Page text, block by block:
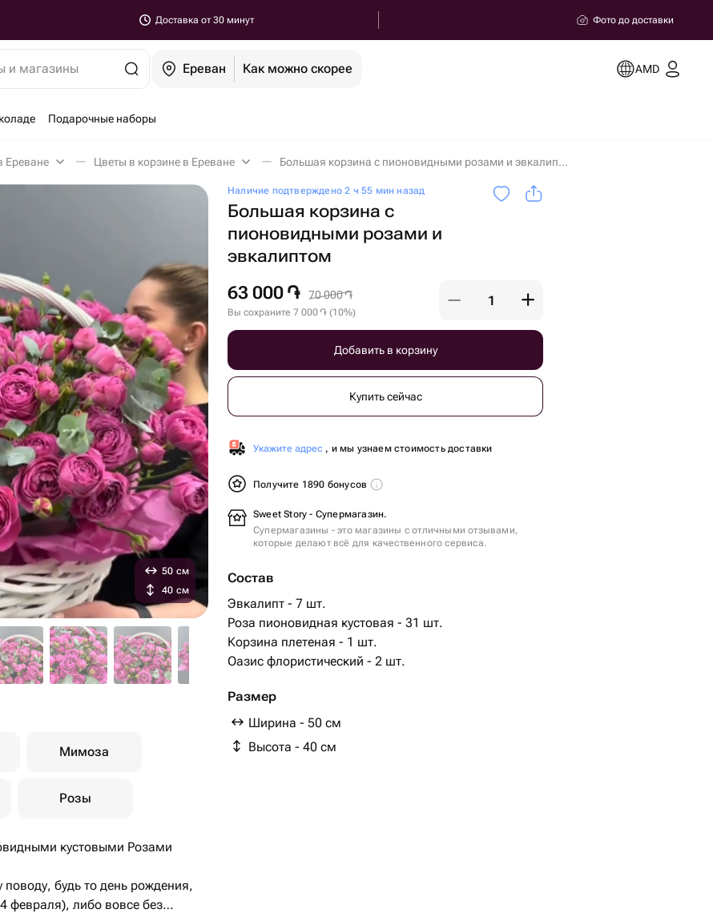
Доставка от 30 минут Фото до доставки
и магазины Ереван Как можно скорее AMD
Подарочные наборы
Ереване Цветы в корзине в Ереване Большая корзина с пионовидными розами и эвкалиптом в Ереване
Наличие подтверждено 2 ч 55 мин назад
Большая корзина с
пионовидными розами и
эвкалиптом
63 000 ֏ 70 000֏
Вы сохраните 7 000֏ (10%)
Добавить в корзину
Купить сейчас
Укажите адрес , и мы узнаем стоимость доставки
Получите 1890 бонусов
Sweet Story - Супермагазин.
Супермагазины - это магазины с отличными отзывами,
которые делают всё для качественного сервиса.
Состав
Эвкалипт - 7 шт.
Роза пионовидная кустовая - 31 шт.
Корзина плетеная - 1 шт.
Оазис флористический - 2 шт.
Размер
Ширина - 50 см
Высота - 40 см
50 см
40 см
Мимоза
Розы
кустовыми Розами
будь то день рождения,
февраля), либо вовсе без